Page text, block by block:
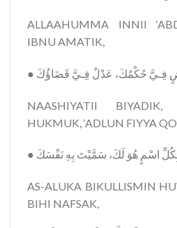
ALLAAHUMMA INNII
IBNU AMATIK,
● فِـيَّ حُكْمُكَ، عَدْلٌ فِـيَّ قَضَاؤُكَ
NAASHIYATII
HUKMUK, ‘ADLUN FIYYA
● اسْمٍ هُوَ لَكَ، سَمَّيْتَ بِهِ نَفْسَكَ
AS-ALUKA BIKULLISMIN
BIHI NAFSAK,